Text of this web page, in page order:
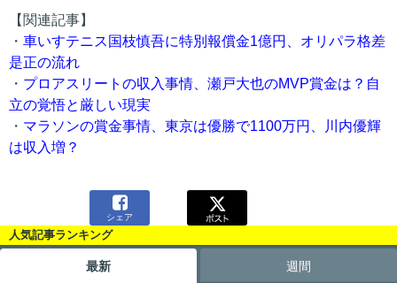
【関連記事】
・ 車いすテニス国枝慎吾に特別報償金1億円、オリパラ格差
是正の流れ
・ プロアスリートの収入事情、瀬戸大也のMVP賞金は？自
立の覚悟と厳しい現実
・ マラソンの賞金事情、東京は優勝で1100万円、川内優輝
は収入増？

シェア
人気記事ランキング
最新 週間